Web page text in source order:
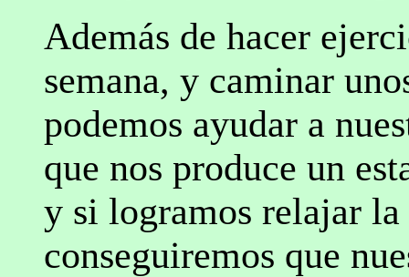
Además de hacer
semana, y caminar
podemos ayudar a
que nos produce un
y si logramos relajar
conseguiremos que